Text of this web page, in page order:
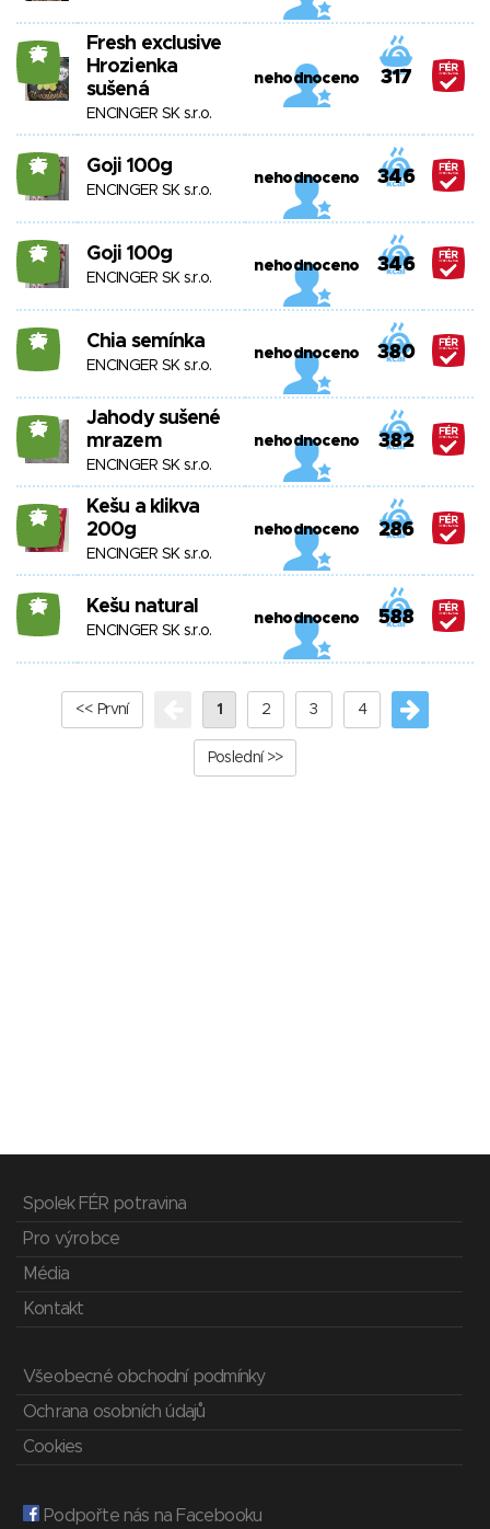
25
Fresh exclusive
Hrozienka
sušená
ENCINGER SK s.r.o.
nehodnoceno 317
25 Goji 100g
ENCINGER SK s.r.o.
nehodnoceno 346
25 Goji 100g
ENCINGER SK s.r.o.
nehodnoceno 346
25 Chia semínka
ENCINGER SK s.r.o.
nehodnoceno 380
25
Jahody sušené
mrazem
ENCINGER SK s.r.o.
nehodnoceno 382
25
Kešu a klikva
200g
ENCINGER SK s.r.o.
nehodnoceno 286
25 Kešu natural
ENCINGER SK s.r.o.
nehodnoceno 588
<< První 1 2 3 4
Poslední >>
Spolek FÉR potravina
Pro výrobce
Média
Kontakt
Všeobecné obchodní podmínky
Ochrana osobních údajů
Cookies
Podpořte nás na Facebooku